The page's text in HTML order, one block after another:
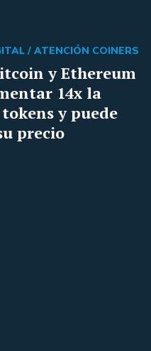
y Ethereum
14x la
y puede
precio
/ ATENCIÓN COINERS